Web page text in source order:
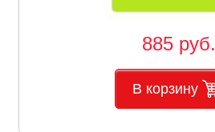
885 руб.
В корзину